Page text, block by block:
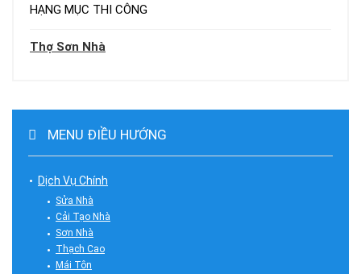
HẠNG MỤC THI CÔNG
Thợ Sơn Nhà
MENU ĐIỀU HƯỚNG
Dịch Vụ Chính
Sửa Nhà
Cải Tạo Nhà
Sơn Nhà
Thạch Cao
Mái Tôn